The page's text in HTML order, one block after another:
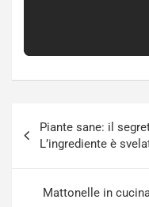
articoli
Piante sane: il
L’ingrediente è
Mattonelle in